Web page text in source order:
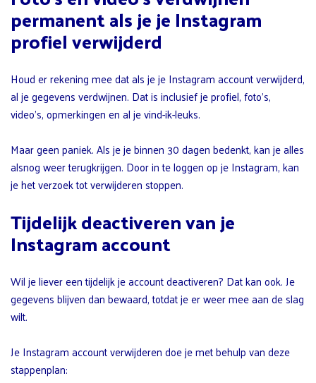
permanent als je je Instagram
profiel verwijderd
Houd er rekening mee dat als je je Instagram account verwijderd,
al je gegevens verdwijnen. Dat is inclusief je profiel, foto’s,
video’s, opmerkingen en al je vind-ik-leuks.
Maar geen paniek. Als je je binnen 30 dagen bedenkt, kan je alles
alsnog weer terugkrijgen. Door in te loggen op je Instagram, kan
je het verzoek tot verwijderen stoppen.
Tijdelijk deactiveren van je
Instagram account
Wil je liever een tijdelijk je account deactiveren? Dat kan ook. Je
gegevens blijven dan bewaard, totdat je er weer mee aan de slag
wilt.
Je Instagram account verwijderen doe je met behulp van deze
stappenplan: